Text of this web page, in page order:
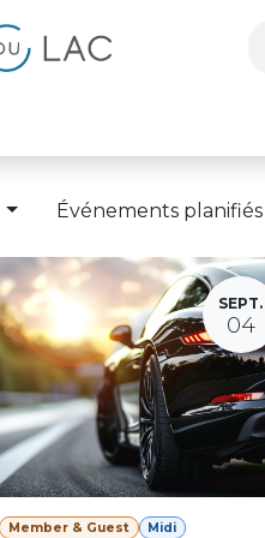
Événements planifiés
SEPT.
04
Member & Guest
Midi